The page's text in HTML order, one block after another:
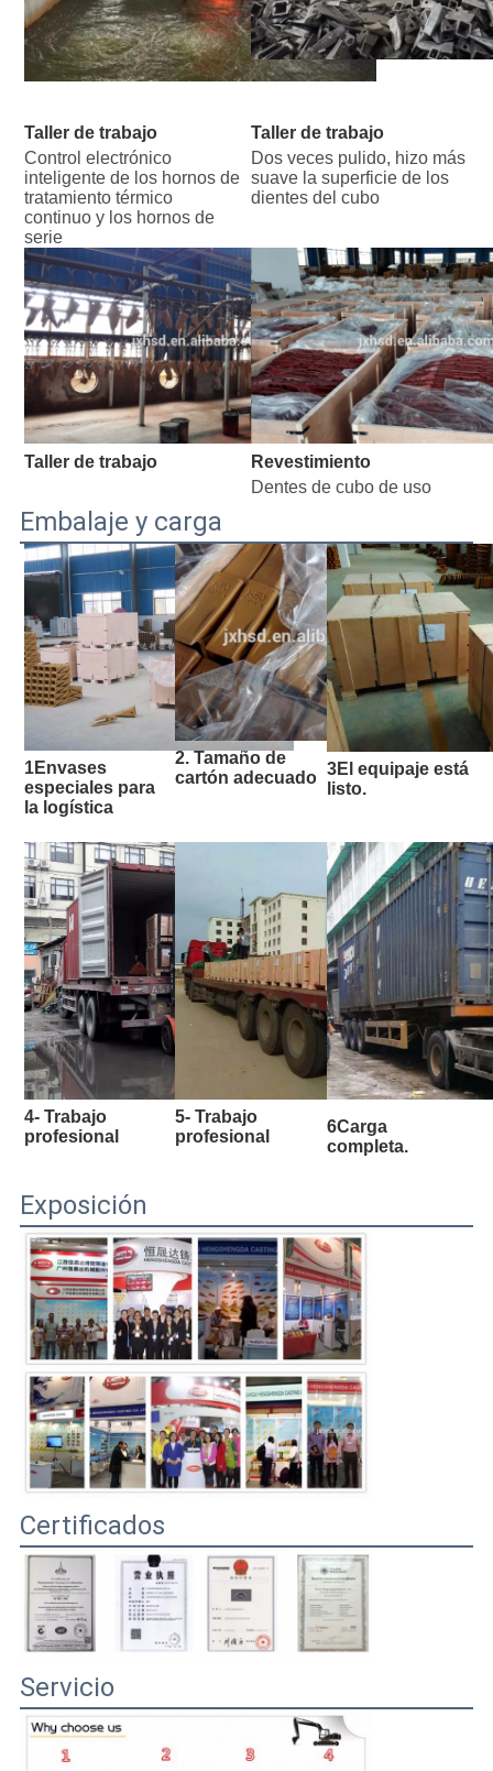
Taller de trabajo
Control electrónico
inteligente de los hornos de
tratamiento térmico
continuo y los hornos de
serie
Taller de trabajo
Dos veces pulido, hizo más
suave la superficie de los
dientes del cubo
Taller de trabajo
Revestimiento
Dentes de cubo de uso
Embalaje y carga
1Envases
especiales para
la logística
2. Tamaño de
cartón adecuado 3El equipaje está
listo.
4- Trabajo
profesional
5- Trabajo
profesional
6Carga
completa.
Exposición
Certificados
Servicio